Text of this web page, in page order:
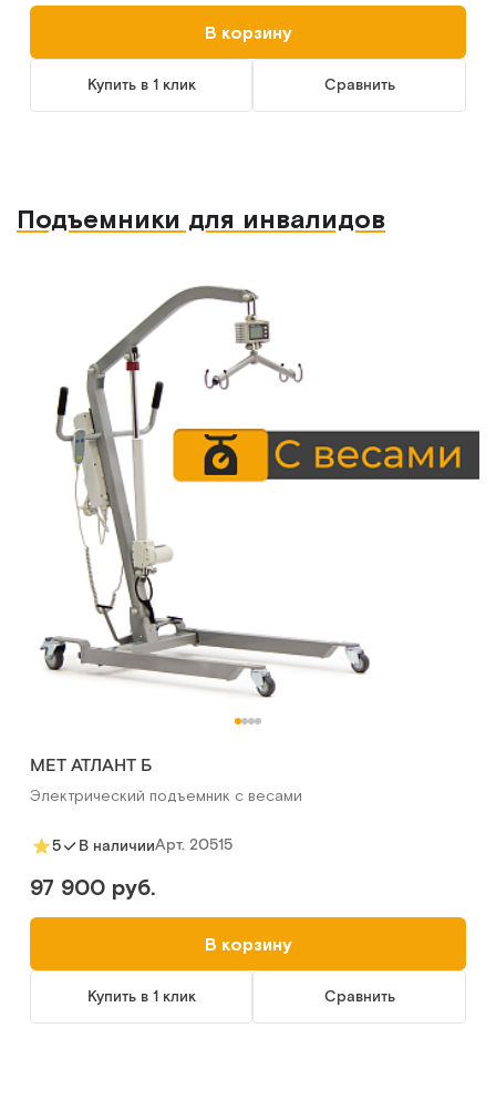
В корзину
Купить в 1 клик Сравнить
Подъемники для инвалидов
MET АТЛАНТ Б
Электрический подъемник с весами
5 В наличииАрт. 20515
97 900 руб.
В корзину
Купить в 1 клик Сравнить